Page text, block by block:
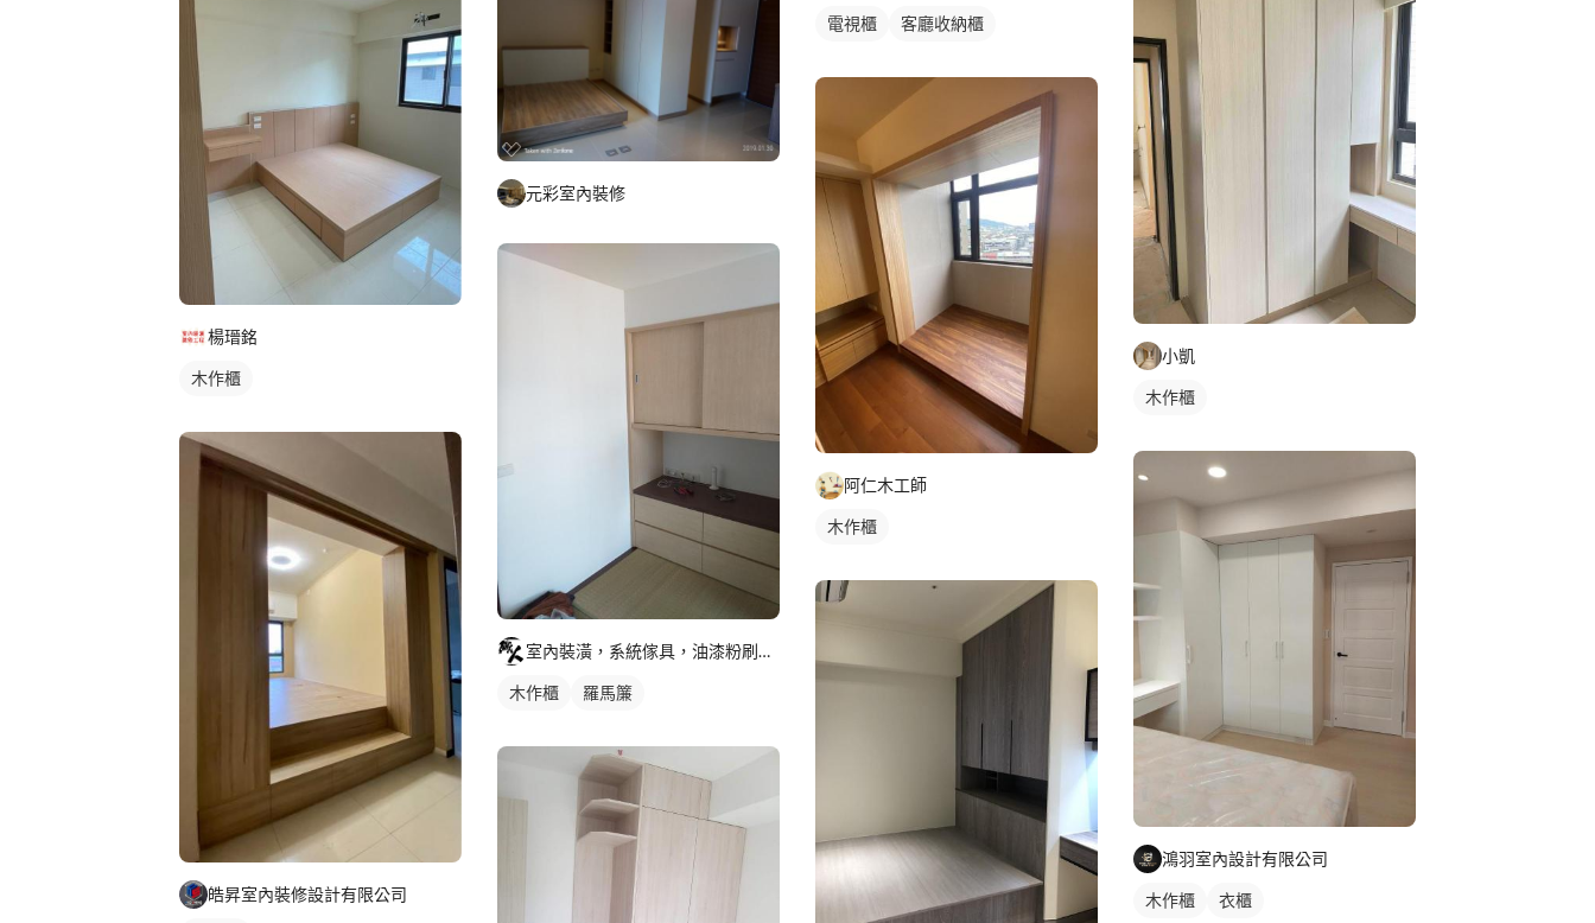
楊瑨銘
木作櫃
皓昇室內裝修設計有限公司
元彩室內裝修
室內裝潢，系統傢具，油漆粉刷，舊屋翻新
木作櫃 羅馬簾
電視櫃 客廳收納櫃
阿仁木工師
木作櫃
小凱
木作櫃
鴻羽室內設計有限公司
木作櫃 衣櫃